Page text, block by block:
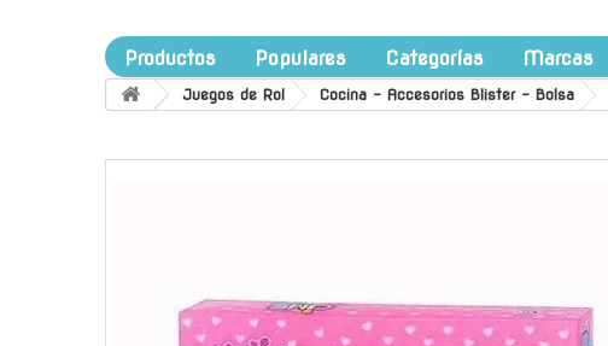
Productos Populares Categorías Marcas
Juegos de Rol Cocina - Accesorios Blister - Bolsa